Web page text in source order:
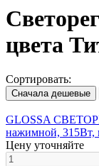
цвета
Сортировать:
GLOSSA
нажимной,
Цену уточняйте